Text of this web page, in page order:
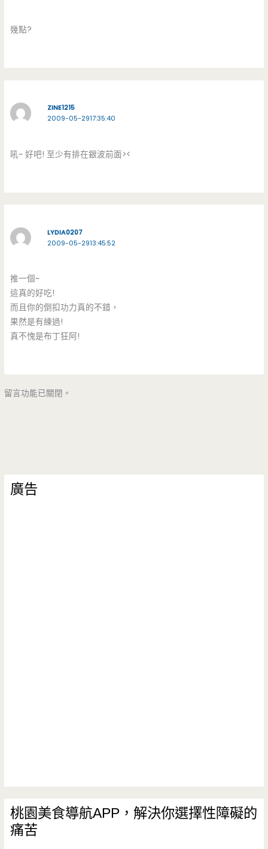
幾點?
ZINE1215
2009-05-2917:35:40
吼~ 好吧! 至少有排在銀波前面><
LYDIA0207
2009-05-2913:45:52
推一個~
這真的好吃!
而且你的倒扣功力真的不錯，
果然是有練過!
真不愧是布丁狂阿!
留言功能已關閉。
廣告
桃園美食導航APP，解決你選擇性障礙的
痛苦